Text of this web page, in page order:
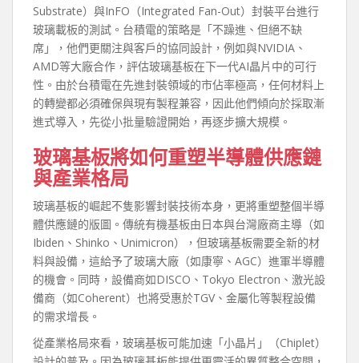
Substrate）與InFO（Integrated Fan-Out）封裝平台進行
玻璃載板的測試。台積電的策略是「不躁進、但絕不缺
席」，他們更關注與客戶的協同設計，例如與NVIDIA、
AMD等大廠合作，評估玻璃基板在下一代AI晶片中的可行
性。由於台積電在先進封裝領域的市佔率極高，任何材料上
的轉變都必須確保與現有製程兼容，因此他們傾向於採取漸
進式導入，先從小批量驗證開始，再逐步擴大規模。
玻璃基板將如何重塑半導體供應鏈
與產業格局
玻璃基板的崛起不隻影響封裝技術本身，更將重塑整個半導
體供應鏈的版圖。傳統有機基板由日本與台灣廠商主導（如
Ibiden、Shinko、Unimicron），但玻璃基板需要全新的材
料與設備，這給予了玻璃大廠（如康寧、AGC）進軍半導體
的機會。同時，設備商如DISCO、Tokyo Electron、激光設
備商（如Coherent）也將受惠於TGV、金屬化等製程設備
的需求增長。
從產業格局來看，玻璃基板可能加速「小晶片」（Chiplet）